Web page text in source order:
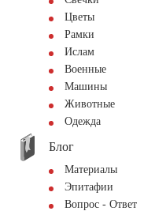
Цветы
Рамки
Ислам
Военные
Машины
Животные
Одежда
Блог
Материалы
Эпитафии
Вопрос - Ответ